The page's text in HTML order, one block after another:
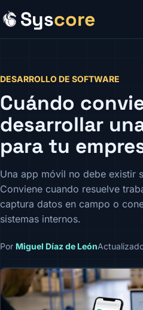
Syscore
DESARROLLO DE SOFTWARE
Cuándo
desarrollar
para tu
Una app móvil no debe existir
Conviene cuando resuelve
captura datos en campo o
sistemas internos.
Por Miguel Díaz de León